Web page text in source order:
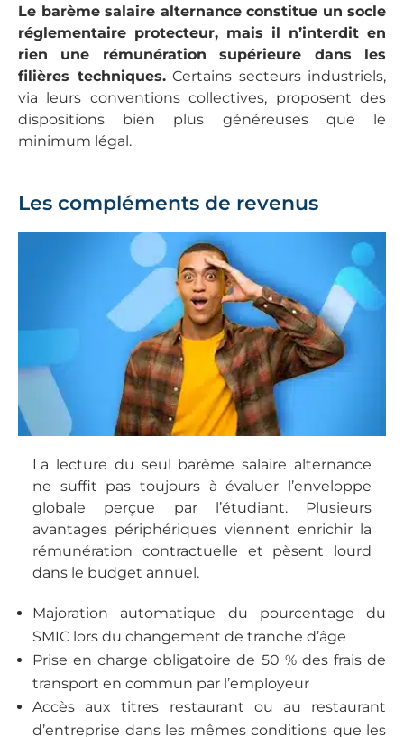
Le barème salaire alternance constitue un socle
réglementaire protecteur, mais il n’interdit en
rien une rémunération supérieure dans les
filières techniques.Certains secteurs industriels,
via leurs conventions collectives, proposent des
dispositions bien plus généreuses que le
minimum légal.
Les compléments de revenus
La lecture du seul barème salaire alternance
ne suffit pas toujours à évaluer l’enveloppe
globale perçue par l’étudiant. Plusieurs
avantages périphériques viennent enrichir la
rémunération contractuelle et pèsent lourd
dans le budget annuel.
Majoration automatique du pourcentage du
SMIC lors du changement de tranche d’âge
Prise en charge obligatoire de 50 % des frais de
transport en commun par l’employeur
Accès aux titres restaurant ou au restaurant
d’entreprise dans les mêmes conditions que les